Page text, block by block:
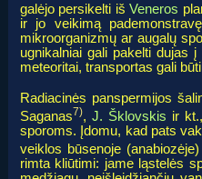
galėjo persikelti išVeneros
ir jo veikimą
mikroorganizmų ar augalų
ugnikalniai gali pakelti dujas
meteoritai, transportas gali
Radiacinės panspermijos
Saganas7), J. Šklovskis ir
sporoms. Įdomu, kad pats
veiklos būsenoje
rimta kliūtimi: jame ląstelės